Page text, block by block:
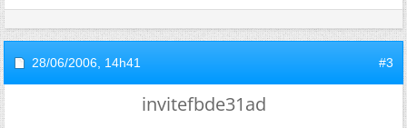
28/06/2006, 14h41 #3
invitefbde31ad